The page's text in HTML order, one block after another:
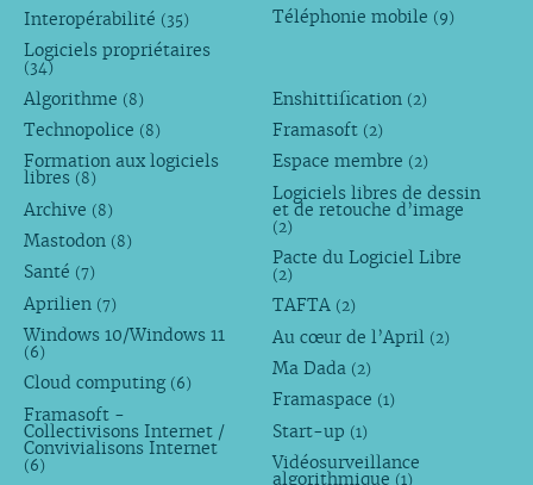
Interopérabilité (35)
Logiciels propriétaires
(34)
Téléphonie mobile (9)
Algorithme (8)
Technopolice (8)
Formation aux logiciels
libres (8)
Archive (8)
Mastodon (8)
Santé (7)
Aprilien (7)
Windows 10/Windows 11
(6)
Cloud computing (6)
Framasoft -
Collectivisons Internet /
Convivialisons Internet
(6)
Enshittification (2)
Framasoft (2)
Espace membre (2)
Logiciels libres de dessin
et de retouche d’image
(2)
Pacte du Logiciel Libre
(2)
TAFTA (2)
Au cœur de l’April (2)
Ma Dada (2)
Framaspace (1)
Start-up (1)
Vidéosurveillance
algorithmique (1)